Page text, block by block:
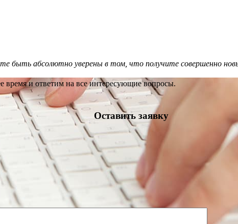
быть абсолютно уверены в том, что получите совершенно
и ответим на все интересующие вопросы.
Оставить заявку